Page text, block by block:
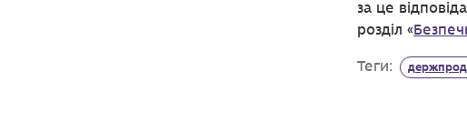
за це
розділ «
Теги: